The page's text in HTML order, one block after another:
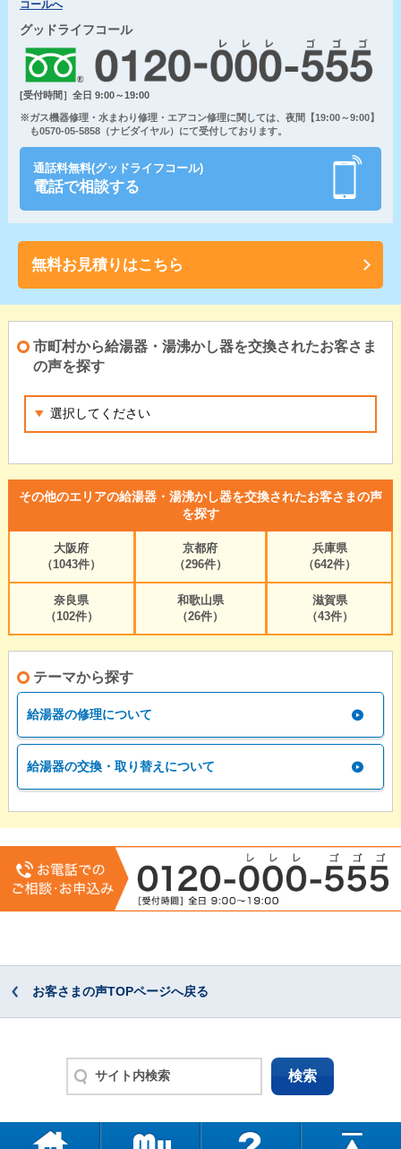
コールへ
グッドライフコール
[受付時間］全日 9:00～19:00
※ガス機器修理・水まわり修理・エアコン修理に関しては、夜間【19:00～9:00】
も0570-05-5858（ナビダイヤル）にて受付しております。
通話料無料(グッドライフコール)
電話で相談する
無料お見積りはこちら
市町村から給湯器・湯沸かし器を交換されたお客さま
の声を探す
その他のエリアの給湯器・湯沸かし器を交換されたお客さまの声
を探す
大阪府
（1043件）
京都府
（296件）
兵庫県
（642件）
奈良県
（102件）
和歌山県
（26件）
滋賀県
（43件）
テーマから探す
給湯器の修理について
給湯器の交換・取り替えについて
お客さまの声TOPページへ戻る